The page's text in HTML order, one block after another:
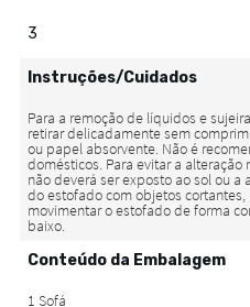
3
Instruções/Cuidados
Conteúdo da Embalagem